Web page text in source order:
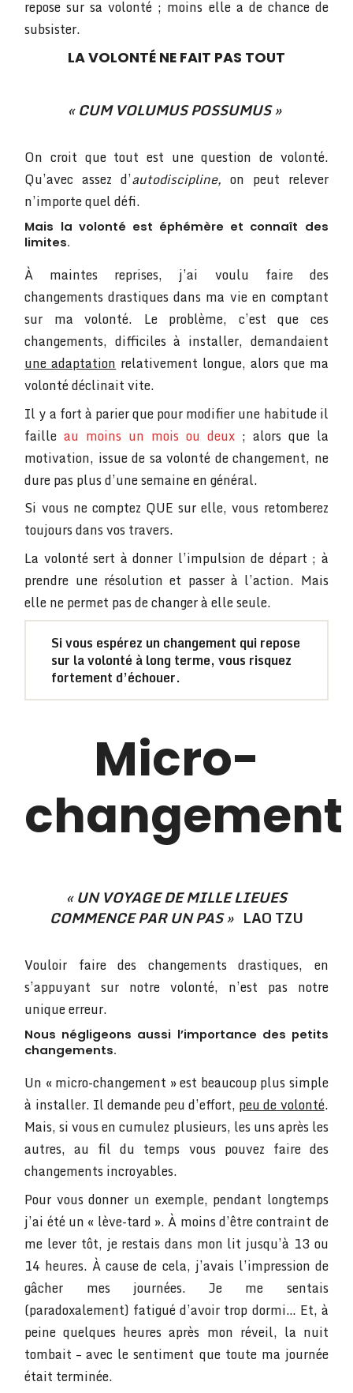
repose sur sa volonté ; moins elle a de chance de
subsister.
LA VOLONTÉ NE FAIT PAS TOUT
«CUM VOLUMUS POSSUMUS»
On croit que tout est une question de volonté.
Qu’avec assez d’autodiscipline, on peut relever
n’importe quel défi.
Mais la volonté est éphémère et connaît des
limites.
À maintes reprises, j’ai voulu faire des
changements drastiques dans ma vie en comptant
sur ma volonté. Le problème, c’est que ces
changements, difficiles à installer, demandaient
une adaptationrelativement longue, alors que ma
volonté déclinait vite.
Il y a fort à parier que pour modifier une habitude il
failleau moins un mois ou deux; alors que la
motivation, issue de sa volonté de changement, ne
dure pas plus d’une semaine en général.
Si vous ne comptez QUE sur elle, vous retomberez
toujours dans vos travers.
La volonté sert à donner l’impulsion de départ ; à
prendre une résolution et passer à l’action. Mais
elle ne permet pas de changer à elle seule.
Si vous espérez un changement qui repose
sur la volonté à long terme, vous risquez
fortement d’échouer.
Micro-
changement
« UN VOYAGE DE MILLE LIEUES
COMMENCE PAR UN PAS »LAO TZU
Vouloir faire des changements drastiques, en
s’appuyant sur notre volonté, n’est pas notre
unique erreur.
Nous négligeons aussi l’importance des petits
changements.
Un « micro-changement » est beaucoup plus simple
à installer. Il demande peu d’effort, peu de volonté.
Mais, si vous en cumulez plusieurs, les uns après les
autres, au fil du temps vous pouvez faire des
changements incroyables.
Pour vous donner un exemple, pendant longtemps
j’ai été un « lève-tard ». À moins d’être contraint de
me lever tôt, je restais dans mon lit jusqu’à 13 ou
14 heures. À cause de cela, j’avais l’impression de
gâcher mes journées. Je me sentais
(paradoxalement) fatigué d’avoir trop dormi… Et, à
peine quelques heures après mon réveil, la nuit
tombait – avec le sentiment que toute ma journée
était terminée.